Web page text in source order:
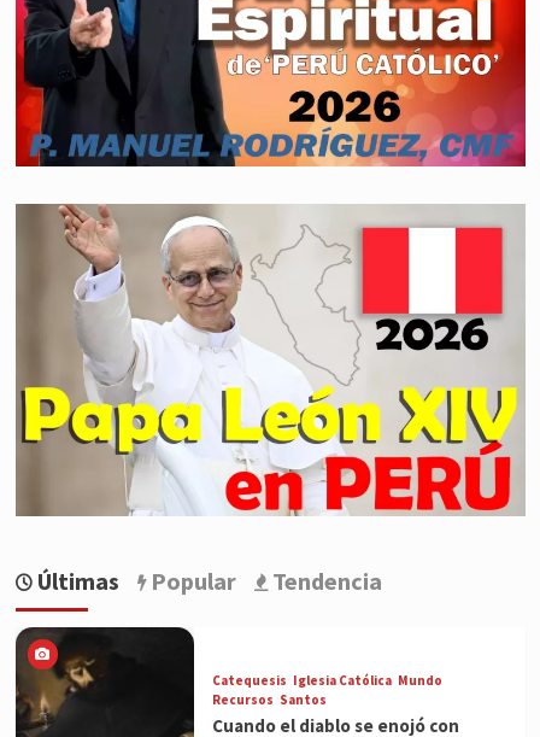
Últimas Popular Tendencia
Catequesis Iglesia Católica Mundo
Recursos Santos
Cuando el diablo se enojó con